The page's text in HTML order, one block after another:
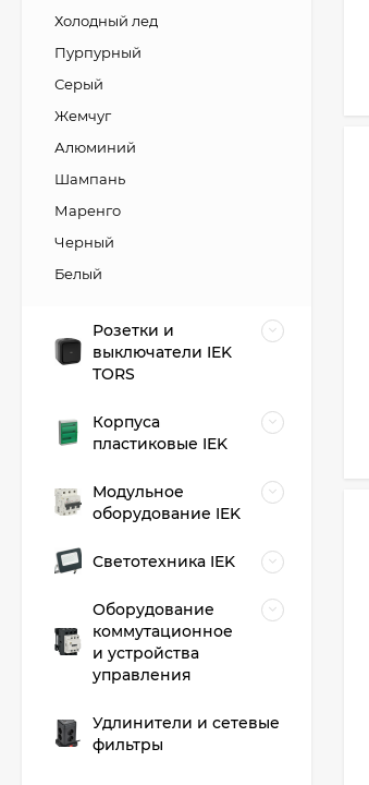
Холодный лед
Пурпурный
Серый
Жемчуг
Алюминий
Шампань
Маренго
Черный
Белый
Розетки и
выключатели IEK
TORS
Корпуса
пластиковые IEK
Модульное
оборудование IEK
Светотехника IEK
Оборудование
коммутационное
и устройства
управления
Удлинители и сетевые
фильтры